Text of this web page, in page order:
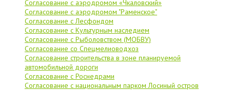
Согласование с аэродромом «Чкаловский»
Согласование с аэродромом "Раменское"
Согласование с Лесфондом
Согласование с Культурным наследием
Согласование с Рыболовством (МОБВУ)
Согласование со Спецмелиоводхоз
Согласование строительства в зоне планируемой
автомобильной дороги
Согласование с Роснедрами
Согласование с национальным парком Лосиный остров